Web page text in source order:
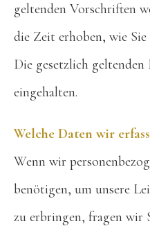
geltenden Vorschriften
die Zeit erhoben, wie Sie
Die gesetzlich
eingehalten.
Welche Daten wir
Wenn wir
benötigen, um unsere
zu erbringen, fragen wir